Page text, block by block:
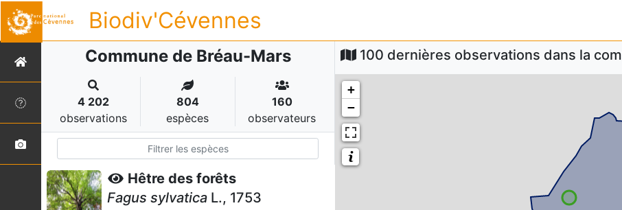
Biodiv'Cévennes
Commune de Bréau-Mars
4 202
observations
804
espèces
160
observateurs
Hêtre des forêts
Fagus sylvatica L., 1753
100 dernières observations dans la
+
−